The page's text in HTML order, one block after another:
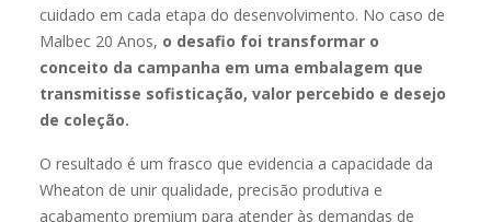
cuidado em cada etapa do desenvolvimento. No caso de
Malbec 20 Anos, o desafio foi transformar o
conceito da campanha em uma embalagem que
transmitisse sofisticação, valor percebido e desejo
de coleção.
O resultado é um frasco que evidencia a capacidade da
Wheaton de unir qualidade, precisão produtiva e
acabamento premium para atender às demandas de